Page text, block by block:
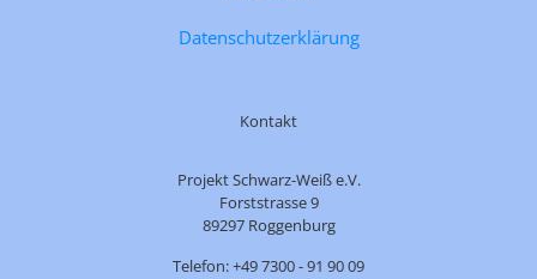
Datenschutzerklärung
Kontakt
Projekt Schwarz-Weiß e.V.
Forststrasse 9
89297 Roggenburg
Telefon: +49 7300 - 91 90 09